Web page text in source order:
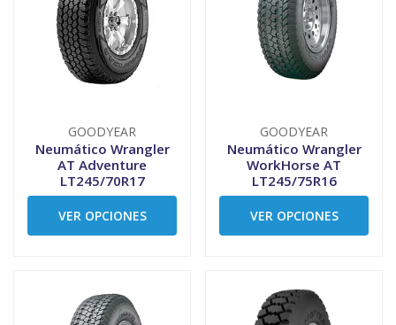
GOODYEAR
Neumático Wrangler
AT Adventure
LT245/70R17
VER OPCIONES
GOODYEAR
Neumático Wrangler
WorkHorse AT
LT245/75R16
VER OPCIONES